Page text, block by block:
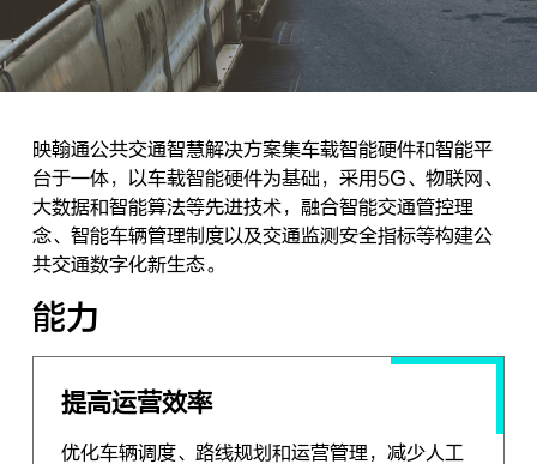
映翰通公共交通智慧解决方案集车载智能硬件和智能平
台于一体，以车载智能硬件为基础，采用5G、物联网、
大数据和智能算法等先进技术，融合智能交通管控理
念、智能车辆管理制度以及交通监测安全指标等构建公
共交通数字化新生态。
能力
提高运营效率
优化车辆调度、路线规划和运营管理，减少人工